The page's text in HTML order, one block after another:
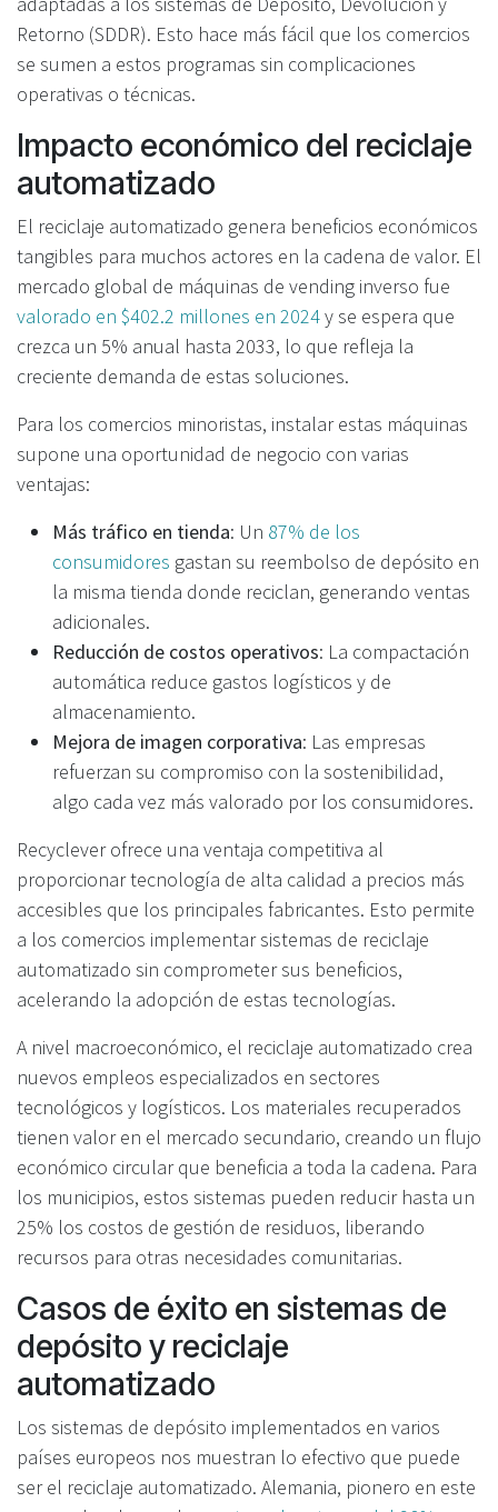
Retorno (SDDR). Esto hace más fácil que los comercios
se sumen a estos programas sin complicaciones
operativas o técnicas.
Impacto económico del reciclaje
automatizado
El reciclaje automatizado genera beneficios económicos
tangibles para muchos actores en la cadena de valor. El
mercado global de máquinas de vending inverso fue
valorado en $402.2 millones en 2024y se espera que
crezca un 5% anual hasta 2033, lo que refleja la
creciente demanda de estas soluciones.
Para los comercios minoristas, instalar estas máquinas
supone una oportunidad de negocio con varias
ventajas:
Más tráfico en tienda: Un 87% de los
consumidores gastan su reembolso de depósito en
la misma tienda donde reciclan, generando ventas
adicionales.
Reducción de costos operativos: La compactación
automática reduce gastos logísticos y de
almacenamiento.
Mejora de imagen corporativa: Las empresas
refuerzan su compromiso con la sostenibilidad,
algo cada vez más valorado por los consumidores.
Recyclever ofrece una ventaja competitiva al
proporcionar tecnología de alta calidad a precios más
accesibles que los principales fabricantes. Esto permite
a los comercios implementar sistemas de reciclaje
automatizado sin comprometer sus beneficios,
acelerando la adopción de estas tecnologías.
A nivel macroeconómico, el reciclaje automatizado crea
nuevos empleos especializados en sectores
tecnológicos y logísticos. Los materiales recuperados
tienen valor en el mercado secundario, creando un flujo
económico circular que beneficia a toda la cadena. Para
los municipios, estos sistemas pueden reducir hasta un
25% los costos de gestión de residuos, liberando
recursos para otras necesidades comunitarias.
Casos de éxito en sistemas de
depósito y reciclaje
automatizado
Los sistemas de depósito implementados en varios
países europeos nos muestran lo efectivo que puede
ser el reciclaje automatizado. Alemania, pionero en este